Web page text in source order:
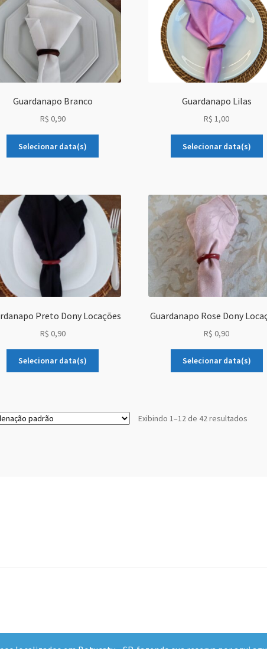
Guardanapo Branco
R$ 0,90
Selecionar data(s)
Guardanapo Lilas
R$ 1,00
Selecionar data(s)
Preto Dony Locações
R$ 0,90
Selecionar data(s)
Guardanapo Rose Dony
R$ 0,90
Selecionar data(s)
Exibindo 1–12 de 42 resultados